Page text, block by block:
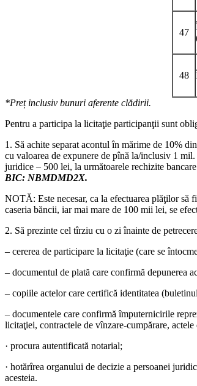
47
48
*Preț inclusiv bunuri aferente clădirii.
Pentru a participa la licitaţie participanţii sunt
1. Să achite separat acontul în mărime de 10%
cu valoarea de expunere de pînă la/inclusiv 1
juridice – 500 lei, la următoarele rechizite
BIC: NBMDMD2X.
NOTĂ: Este necesar, ca la efectuarea plăţilor
caseria băncii, iar mai mare de 100 mii lei, se
2. Să prezinte cel tîrziu cu o zi înainte de
– cererea de participare la licitaţie (care se
– documentul de plată care confirmă depunerea
– copiile actelor care certifică identitatea
– documentele care confirmă împuternicirile
licitaţiei, contractele de vînzare-cumpărare,
· procura autentificată notarial;
· hotărîrea organului de decizie a persoanei
acesteia.